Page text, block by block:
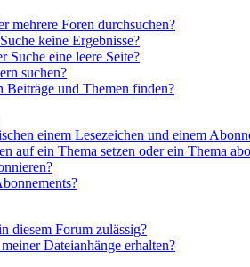
mehrere Foren durchsuchen?
keine Ergebnisse?
Suche eine leere Seite?
suchen?
Beiträge und Themen finden?
einem Lesezeichen und einem
auf ein Thema setzen oder ein Thema
diesem Forum zulässig?
Dateianhänge erhalten?